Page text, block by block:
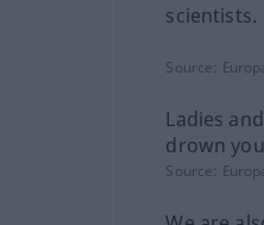
scientists.
Source:
Ladies
drown
Source: